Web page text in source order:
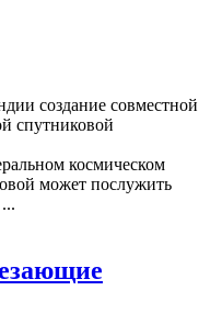
создание совместной
спутниковой
космическом
может послужить